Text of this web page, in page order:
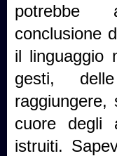
potrebbe
conclusione
il linguaggio
gesti,
cuore degli
istruiti.